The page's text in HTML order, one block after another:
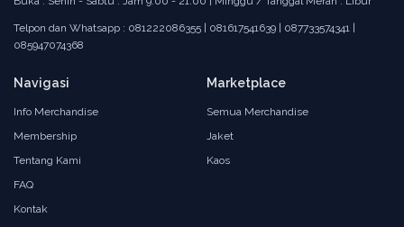
Telpon dan Whatsapp : 081222086355 | 081617541639 | 087733574341 |
085947074368
Navigasi
Info Merchandise
Membership
Tentang Kami
FAQ
Kontak
Marketplace
Semua Merchandise
Jaket
Kaos